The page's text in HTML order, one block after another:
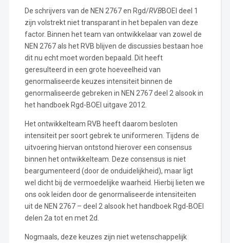
De schrijvers van de NEN 2767 en Rgd/RVBBOEI deel 1
zijn volstrekt niet transparant in het bepalen van deze
factor. Binnen het team van ontwikkelaar van zowel de
NEN 2767 als het RVB blijven de discussies bestaan hoe
dit nu echt moet worden bepaald. Dit heeft
geresulteerd in een grote hoeveelheid van
genormaliseerde keuzes intensiteit binnen de
genormaliseerde gebreken in NEN 2767 deel 2 alsook in
het handboek Rgd-BOEI uitgave 2012.
Het ontwikkelteam RVB heeft daarom besloten
intensiteit per soort gebrek te uniformeren. Tijdens de
uitvoering hiervan ontstond hierover een consensus
binnen het ontwikkelteam. Deze consensus is niet
beargumenteerd (door de onduidelijkheid), maar ligt
wel dicht bij de vermoedelijke waarheid. Hierbij lieten we
ons ook leiden door de genormaliseerde intensiteiten
uit de NEN 2767 – deel 2 alsook het handboek Rgd-BOEI
delen 2a tot en met 2d.
Nogmaals, deze keuzes zijn niet wetenschappelijk